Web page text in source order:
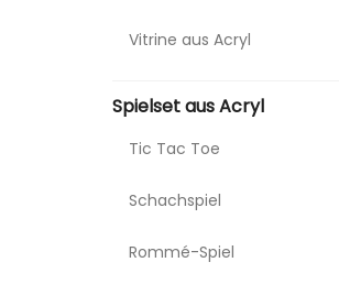
Vitrine aus Acryl
Spielset aus Acryl
Tic Tac Toe
Schachspiel
Rommé-Spiel